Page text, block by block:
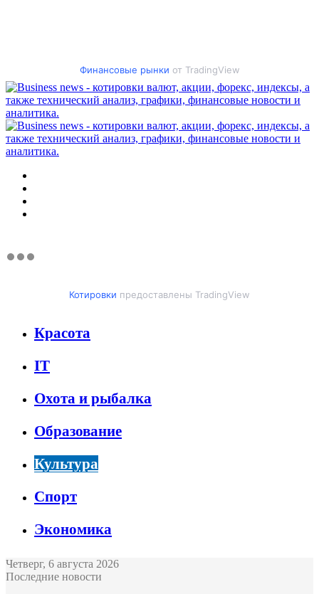
Финансовые рынки от TradingView
Котировки предоставлены TradingView
Красота
IT
Охота и рыбалка
Образование
Культура
Спорт
Экономика
Четверг, 6 августа 2026
Последние новости